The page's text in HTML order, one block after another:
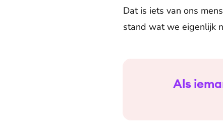
Dat is iets van ons
stand wat we eigenlijk
Als